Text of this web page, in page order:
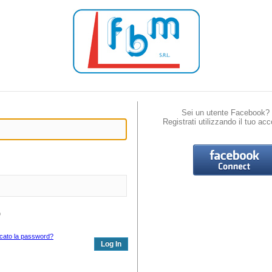
la password?
Sei un utente Facebook?
Registrati utilizzando il tuo